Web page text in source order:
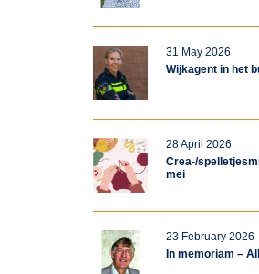
31 May 2026
Wijkagent in het
28 April 2026
Crea-/
mei
23 February 2026
In memoriam –